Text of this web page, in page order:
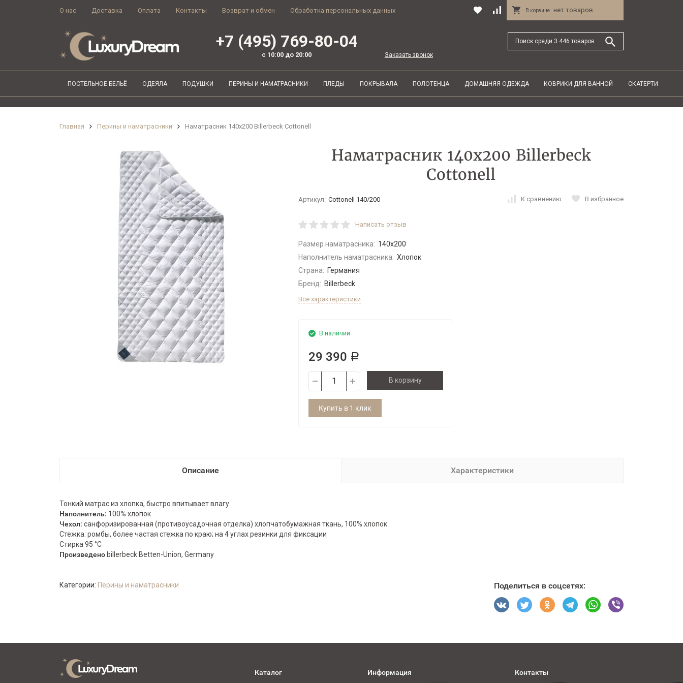
О нас Доставка Оплата Контакты Возврат и обмен Обработка персональных данных В корзине нет товаров
+7 (495) 769-80-04
с 10:00 до 20:00 Заказать звонок
ПОСТЕЛЬНОЕ БЕЛЬЁ ОДЕЯЛА ПОДУШКИ ПЕРИНЫ И НАМАТРАСНИКИ ПЛЕДЫ ПОКРЫВАЛА ПОЛОТЕНЦА ДОМАШНЯЯ ОДЕЖДА КОВРИКИ ДЛЯ ВАННОЙ СКАТЕРТИ
Главная Перины и наматрасники Наматрасник 140х200 Billerbeck Cottonell
Наматрасник 140х200 Billerbeck
Cottonell
Артикул: Cottonell 140/200 К сравнению В избранное
Написать отзыв
Размер наматрасника: 140x200
Наполнитель наматрасника: Хлопок
Страна: Германия
Бренд: Billerbeck
Все характеристики
В наличии
29 390 Р
В корзину
Купить в 1 клик
Описание Характеристики
Тонкий матрас из хлопка, быстро впитывает влагу.
Наполнитель: 100% хлопок
Чехол: санфоризированная (противоусадочная отделка) хлопчатобумажная ткань, 100% хлопок
Стежка: ромбы, более частая стежка по краю; на 4 углах резинки для фиксации
Стирка 95 °C
Произведено billerbeck Betten-Union, Germany
Категории: Перины и наматрасники Поделиться в соцсетях:
Каталог Информация Контакты